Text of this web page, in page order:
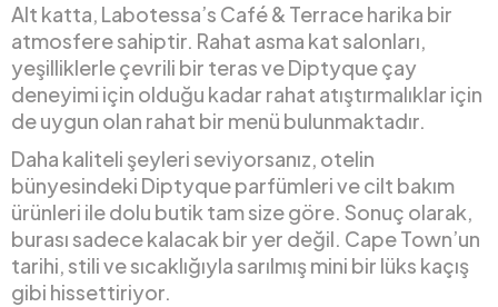
Alt katta, Labotessa’s Café & Terrace harika bir
atmosfere sahiptir. Rahat asma kat salonları,
yeşilliklerle çevrili bir teras ve Diptyque çay
deneyimi için olduğu kadar rahat atıştırmalıklar için
de uygun olan rahat bir menü bulunmaktadır.
Daha kaliteli şeyleri seviyorsanız, otelin
bünyesindeki Diptyque parfümleri ve cilt bakım
ürünleri ile dolu butik tam size göre. Sonuç olarak,
burası sadece kalacak bir yer değil. Cape Town’un
tarihi, stili ve sıcaklığıyla sarılmış mini bir lüks kaçış
gibi hissettiriyor.